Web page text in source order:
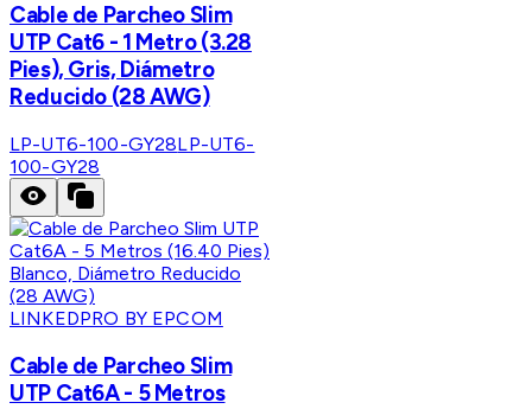
Cable de Parcheo Slim
UTP Cat6 - 1 Metro (3.28
Pies), Gris, Diámetro
Reducido (28 AWG)
LP-UT6-100-GY28LP-UT6-
100-GY28
LINKEDPRO BY EPCOM
Cable de Parcheo Slim
UTP Cat6A - 5 Metros